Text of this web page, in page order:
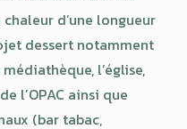
d’une longueur
dessert notamment
l’église,
l’OPAC ainsi que
(bar tabac,